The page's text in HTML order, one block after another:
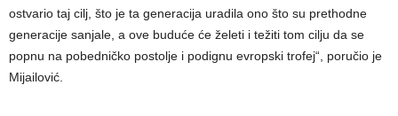
ostvario taj cilj, što je ta generacija uradila ono što su prethodne
generacije sanjale, a ove buduće će želeti i težiti tom cilju da se
popnu na pobedničko postolje i podignu evropski trofej“, poručio je
Mijailović.